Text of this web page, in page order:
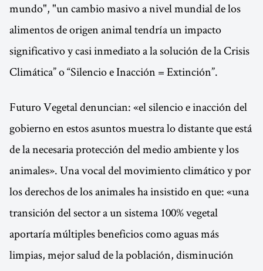
mundo", "un cambio masivo a nivel mundial de los
alimentos de origen animal tendría un impacto
significativo y casi inmediato a la solución de la Crisis
Climática” o “Silencio e Inacción = Extinción”.
Futuro Vegetal denuncian: «el silencio e inacción del
gobierno en estos asuntos muestra lo distante que está
de la necesaria protección del medio ambiente y los
animales». Una vocal del movimiento climático y por
los derechos de los animales ha insistido en que: «una
transición del sector a un sistema 100% vegetal
aportaría múltiples beneficios como aguas más
limpias, mejor salud de la población, disminución